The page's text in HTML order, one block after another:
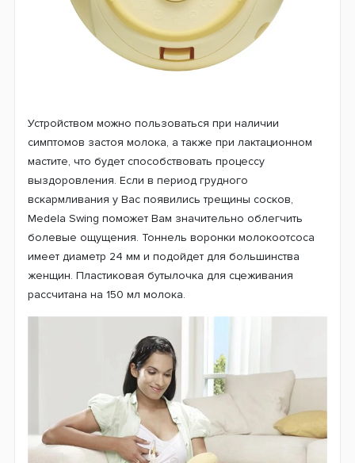
Устройством можно пользоваться при наличии
симптомов застоя молока, а также при лактационном
мастите, что будет способствовать процессу
выздоровления. Если в период грудного
вскармливания у Вас появились трещины сосков,
Medela Swing поможет Вам значительно облегчить
болевые ощущения. Тоннель воронки молокоотсоса
имеет диаметр 24 мм и подойдет для большинства
женщин. Пластиковая бутылочка для сцеживания
рассчитана на 150 мл молока.